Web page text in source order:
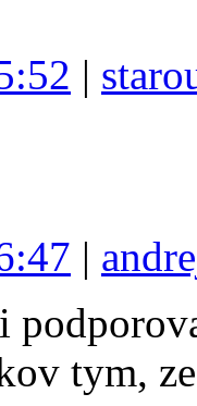
|
|
tym,